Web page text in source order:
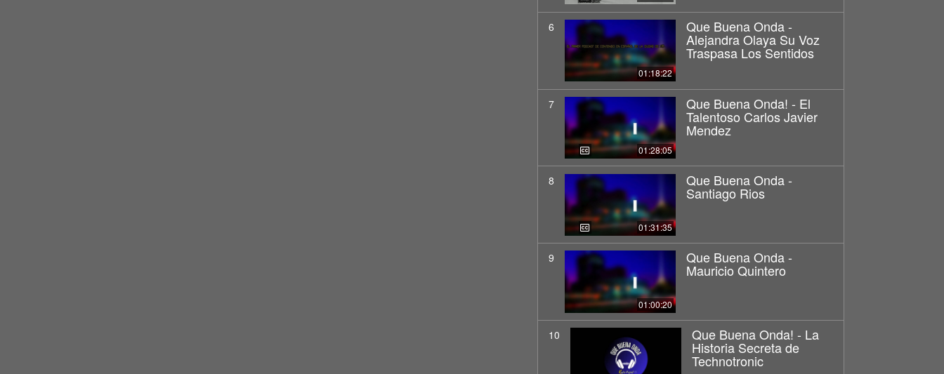
6
01:18:22
Que Buena Onda -
Alejandra Olaya Su Voz
Traspasa Los Sentidos
7
01:28:05
Que Buena Onda! - El
Talentoso Carlos Javier
Mendez
8
01:31:35
Que Buena Onda -
Santiago Rios
9
01:00:20
Que Buena Onda -
Mauricio Quintero
10 Que Buena Onda! - La
Historia Secreta de
Technotronic